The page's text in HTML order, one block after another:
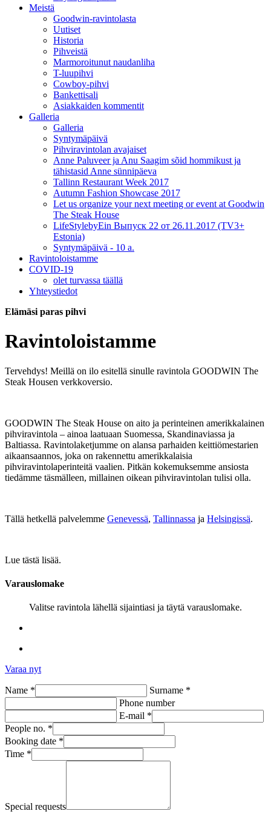
Meistä
Goodwin-ravintolasta
Uutiset
Historia
Pihveistä
Marmoroitunut naudanliha
T-luupihvi
Cowboy-pihvi
Bankettisali
Asiakkaiden kommentit
Galleria
Galleria
Syntymäpäivä
Pihviravintolan avajaiset
Anne Paluveer ja Anu Saagim sõid hommikust ja
tähistasid Anne sünnipäeva
Tallinn Restaurant Week 2017
Autumn Fashion Showcase 2017
Let us organize your next meeting or event at Goodwin
The Steak House
LifeStylebyEin Выпуск 22 от 26.11.2017 (TV3+
Estonia)
Syntymäpäivä - 10 a.
Ravintoloistamme
COVID-19
olet turvassa täällä
Yhteystiedot
Elämäsi paras pihvi
Ravintoloistamme
Tervehdys! Meillä on ilo esitellä sinulle ravintola GOODWIN The
Steak Housen verkkoversio.
GOODWIN The Steak House on aito ja perinteinen amerikkalainen
pihviravintola – ainoa laatuaan Suomessa, Skandinaviassa ja
Baltiassa. Ravintolaketjumme on alansa parhaiden keittiömestarien
aikaansaannos, joka on rakennettu amerikkalaisia
pihviravintolaperinteitä vaalien. Pitkän kokemuksemme ansiosta
tiedämme täsmälleen, millainen oikean pihviravintolan tulisi olla.
Tällä hetkellä palvelemme Genevessä, Tallinnassa ja Helsingissä.
Lue tästä lisää.
Varauslomake
Valitse ravintola lähellä sijaintiasi ja täytä varauslomake.
Varaa nyt
Name *
Surname *
Phone number
E-mail *
People no. *
Booking date *
Time *
Special requests